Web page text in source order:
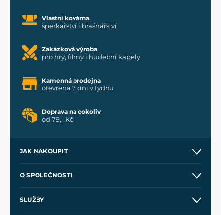
Vlastní kovárna
šperkařství i brašnářství
Zakázková výroba
pro hry, filmy i hudební kapely
Kamenná prodejna
otevřena 7 dní v týdnu
Doprava na cokoliv
od 79,- Kč
JAK NAKOUPIT
Velkoobchod
O SPOLEČNOSTI
SLUŽBY